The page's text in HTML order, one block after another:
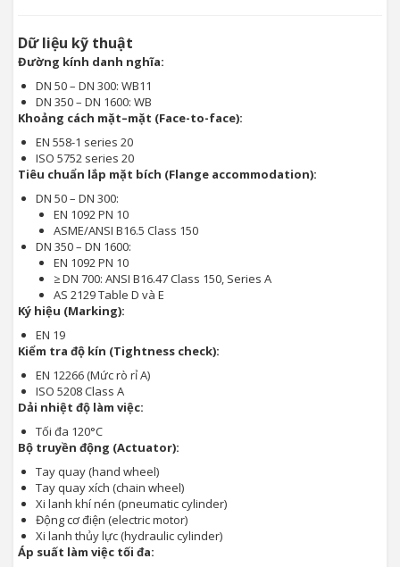
Dữ liệu kỹ thuật
Đường kính danh nghĩa:
DN 50 – DN 300: WB11
DN 350 – DN 1600: WB
Khoảng cách mặt–mặt (Face-to-face):
EN 558-1 series 20
ISO 5752 series 20
Tiêu chuẩn lắp mặt bích (Flange accommodation):
DN 50 – DN 300:
EN 1092 PN 10
ASME/ANSI B16.5 Class 150
DN 350 – DN 1600:
EN 1092 PN 10
≥ DN 700: ANSI B16.47 Class 150, Series A
AS 2129 Table D và E
Ký hiệu (Marking):
EN 19
Kiểm tra độ kín (Tightness check):
EN 12266 (Mức rò rỉ A)
ISO 5208 Class A
Dải nhiệt độ làm việc:
Tối đa 120°C
Bộ truyền động (Actuator):
Tay quay (hand wheel)
Tay quay xích (chain wheel)
Xi lanh khí nén (pneumatic cylinder)
Động cơ điện (electric motor)
Xi lanh thủy lực (hydraulic cylinder)
Áp suất làm việc tối đa: